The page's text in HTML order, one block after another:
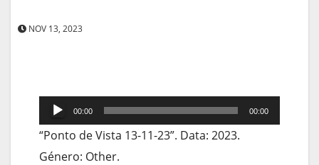
NOV 13, 2023
Reprodutor
de
áudio
00:00 00:00
“Ponto de Vista 13-11-23”. Data: 2023.
Género: Other.